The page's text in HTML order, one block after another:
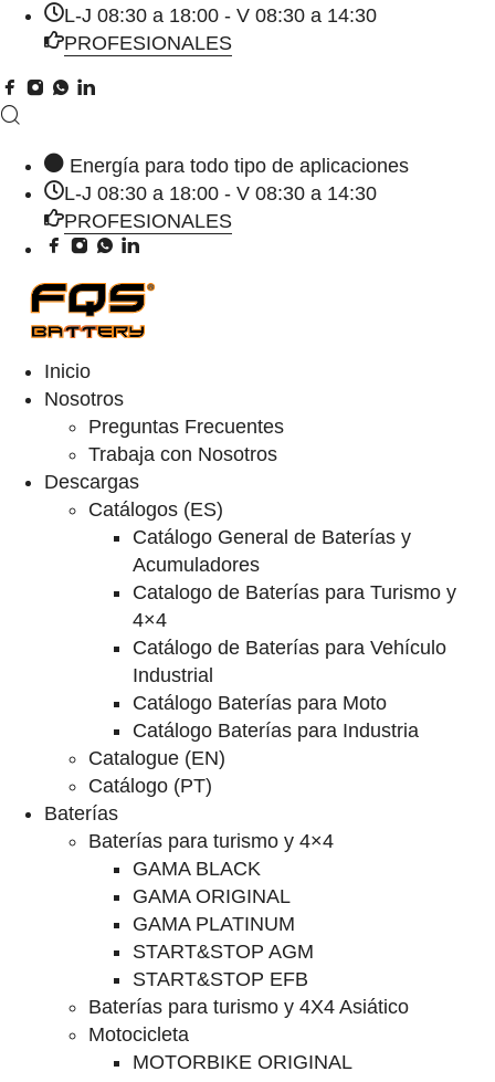
L-J 08:30 a 18:00 - V 08:30 a 14:30
PROFESIONALES
Energía para todo tipo de aplicaciones
L-J 08:30 a 18:00 - V 08:30 a 14:30
PROFESIONALES
Inicio
Nosotros
Preguntas Frecuentes
Trabaja con Nosotros
Descargas
Catálogos (ES)
Catálogo General de Baterías y
Acumuladores
Catalogo de Baterías para Turismo y
4×4
Catálogo de Baterías para Vehículo
Industrial
Catálogo Baterías para Moto
Catálogo Baterías para Industria
Catalogue (EN)
Catálogo (PT)
Baterías
Baterías para turismo y 4×4
GAMA BLACK
GAMA ORIGINAL
GAMA PLATINUM
START&STOP AGM
START&STOP EFB
Baterías para turismo y 4X4 Asiático
Motocicleta
MOTORBIKE ORIGINAL